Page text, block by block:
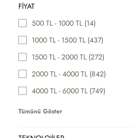
FIYAT
500 TL - 1000 TL (14)
1000 TL - 1500 TL (437)
1500 TL - 2000 TL (272)
2000 TL - 4000 TL (842)
4000 TL - 6000 TL (749)
Tümünü Göster